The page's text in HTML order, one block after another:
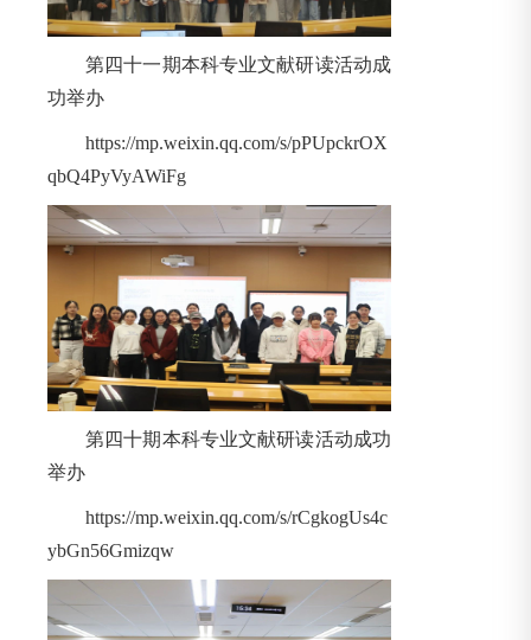
第四十一期本科专业文献研读活动成
功举办
https://mp.weixin.qq.com/s/pPUpckrOX
qbQ4PyVyAWiFg
第四十期本科专业文献研读活动成功
举办
https://mp.weixin.qq.com/s/rCgkogUs4c
ybGn56Gmizqw